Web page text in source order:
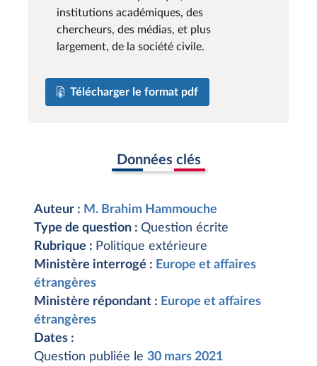
institutions académiques, des
chercheurs, des médias, et plus
largement, de la société civile.
Télécharger le format pdf
Données clés
Auteur : M. Brahim Hammouche
Type de question : Question écrite
Rubrique : Politique extérieure
Ministère interrogé : Europe et affaires
étrangères
Ministère répondant : Europe et affaires
étrangères
Dates :
Question publiée le 30 mars 2021